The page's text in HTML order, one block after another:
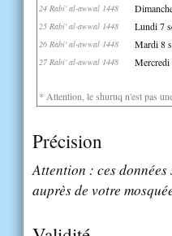
24 Rabi' al-awwal 1448
25 Rabi' al-awwal 1448 Lundi 7
26 Rabi' al-awwal 1448 Mardi 8
27 Rabi' al-awwal 1448 Mercredi
* Attention, le shuruq n'est pas
Précision
Attention : ces
auprès de votre